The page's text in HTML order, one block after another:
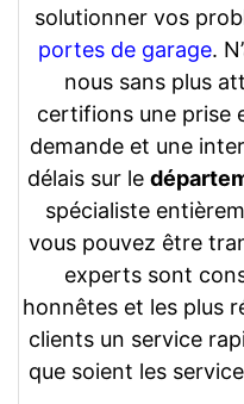
solutionner vos
portes de garage.
nous sans plus
certifions une prise
demande et une
délais sur le
spécialiste
vous pouvez être
experts sont
honnêtes et les plus
clients un service
que soient les